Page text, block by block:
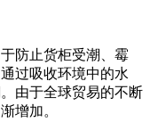
防止货柜受潮、霉
过吸收环境中的水
由于全球贸易的不断
增加。